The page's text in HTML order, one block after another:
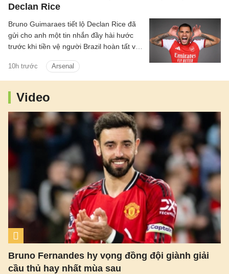
Declan Rice
10h trước Arsenal
Bruno Guimaraes tiết lộ Declan Rice đã
gửi cho anh một tin nhắn đầy hài hước
trước khi tiền vệ người Brazil hoàn tất vụ
Arsenal.
Video
Bruno Fernandes hy vọng đồng đội giành giải
cầu thủ hay nhất mùa sau